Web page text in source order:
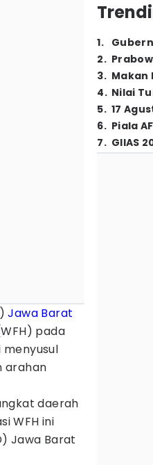
Jawa Barat
pada
menyusul
arahan
daerah
WFH ini
Jawa Barat
1.
2.
3. Makan
4. Nilai
5. 17
6. Piala
7. GIIAS